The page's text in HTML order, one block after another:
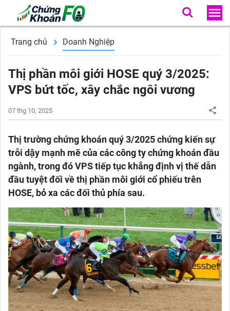
Trang chủ Doanh Nghiệp
Thị phần môi giới HOSE quý 3/2025:
VPS bứt tốc, xây chắc ngôi vương
07 thg 10, 2025
Thị trường chứng khoán quý 3/2025 chứng kiến sự
trỗi dậy mạnh mẽ của các công ty chứng khoán đầu
ngành, trong đó VPS tiếp tục khẳng định vị thế dẫn
đầu tuyệt đối về thị phần môi giới cổ phiếu trên
HOSE, bỏ xa các đối thủ phía sau.